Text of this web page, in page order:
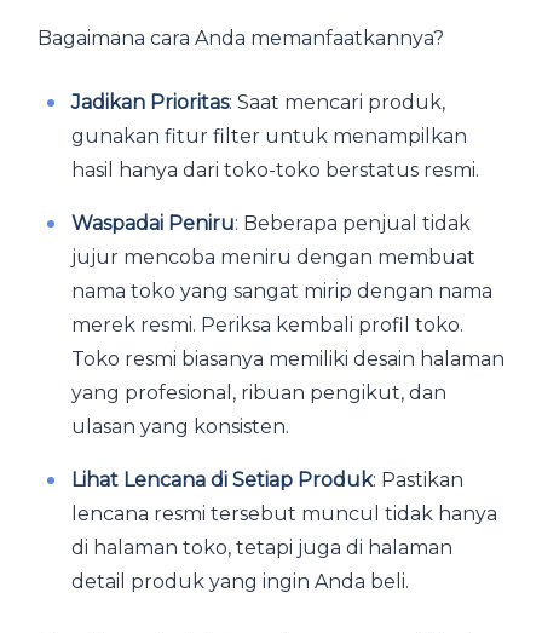
Bagaimana cara Anda memanfaatkannya?
Jadikan Prioritas: Saat mencari produk,
gunakan fitur filter untuk menampilkan
hasil hanya dari toko-toko berstatus resmi.
Waspadai Peniru: Beberapa penjual tidak
jujur mencoba meniru dengan membuat
nama toko yang sangat mirip dengan nama
merek resmi. Periksa kembali profil toko.
Toko resmi biasanya memiliki desain halaman
yang profesional, ribuan pengikut, dan
ulasan yang konsisten.
Lihat Lencana di Setiap Produk: Pastikan
lencana resmi tersebut muncul tidak hanya
di halaman toko, tetapi juga di halaman
detail produk yang ingin Anda beli.